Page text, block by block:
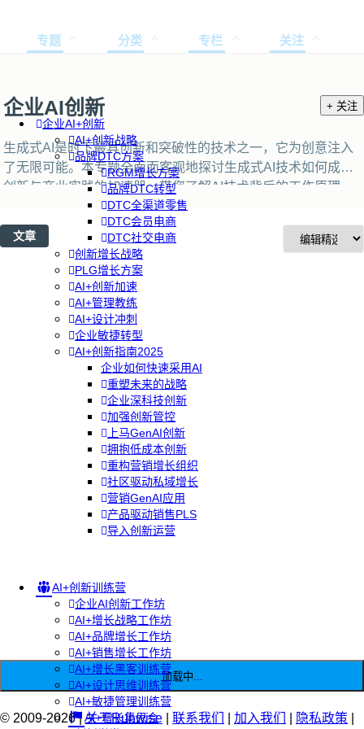
企业AI+创新
AI+创新战略
品牌DTC方案
RGM增长方案
品牌DTC转型
DTC全渠道零售
DTC会员电商
DTC社交电商
创新增长战略
PLG增长方案
AI+创新加速
AI+管理教练
AI+设计冲刺
企业敏捷转型
AI+创新指南2025
企业如何快速采用AI
重塑未来的战略
企业深科技创新
加强创新管控
上马GenAI创新
拥抱低成本创新
重构营销增长组织
社区驱动私域增长
营销GenAI应用
产品驱动销售PLS
导入创新运营
AI+创新训练营
企业AI创新工作坊
AI+增长战略工作坊
AI+品牌增长工作坊
AI+销售增长工作坊
AI+增长黑客训练营
AI+设计思维训练营
AI+敏捷管理训练营
AI+增长集思会
专题 分类 专栏 关注
企业AI创新 + 关注
生成式AI是时下最具创新和突破性的技术之一，它为创意注入
了无限可能。本专题全面而客观地探讨生成式AI技术如何成为
创新与商业实践的加速器，带您了解AI技术背后的工作原理，
解读AI在不同行业的真实案例，展示其如何优化创新创意流程
与催生商机，切实深化大数据、人工智能等研发应用，开展“人
工智能+”行动，打造具有国际竞争力的数字产业集群。
文章
加载中...
© 2009-2026 |关于Runwise 联系我们 加入我们 隐私政策